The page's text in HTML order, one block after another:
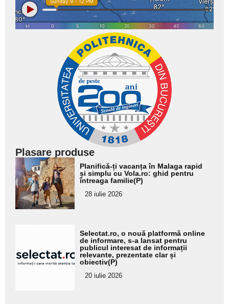
Plasare produse
Adaugă
aici textul
pentru
subtitlu
Planifică-ți vacanța în Malaga rapid
și simplu cu Vola.ro: ghid pentru
întreaga familie(P)
28 iulie 2026
pentru
subtitlu
Selectat.ro, o nouă platformă online
de informare, s-a lansat pentru
publicul interesat de informații
relevante, prezentate clar și
obiectiv(P)
20 iulie 2026